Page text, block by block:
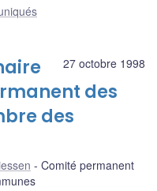
27 octobre 1998
des
des
Comité permanent